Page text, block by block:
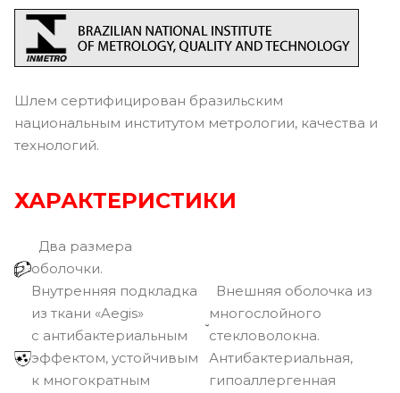
Шлем сертифицирован бразильским
национальным институтом метрологии, качества и
технологий.
ХАРАКТЕРИСТИКИ
Два размера
оболочки.
Внутренняя подкладка
из ткани «Aegis»
с антибактериальным
эффектом, устойчивым
к многократным
Внешняя оболочка из
многослойного
стекловолокна.
Антибактериальная,
гипоаллергенная